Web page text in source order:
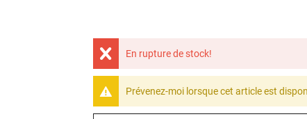
En rupture de stock!
Prévenez-moi lorsque cet article est